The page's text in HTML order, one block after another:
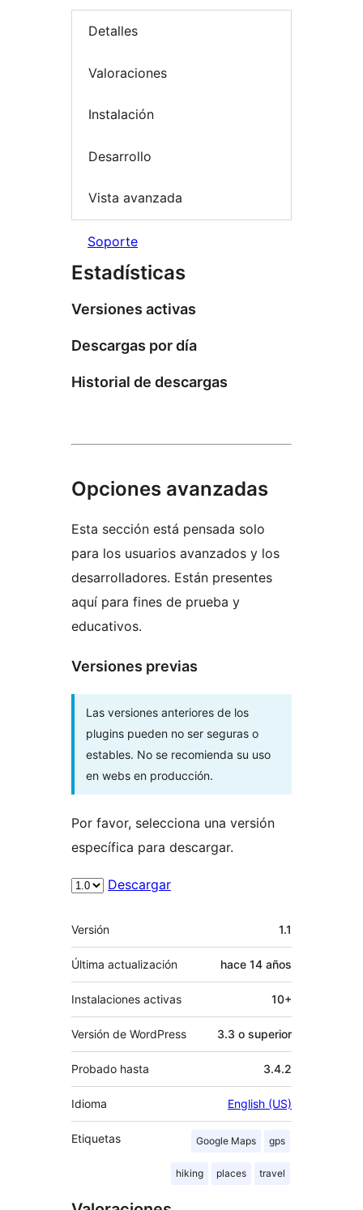
Detalles
Valoraciones
Instalación
Desarrollo
Vista avanzada
Soporte
Estadísticas
Versiones activas
Descargas por día
Historial de descargas
Opciones avanzadas
Esta sección está pensada solo
para los usuarios avanzados y los
desarrolladores. Están presentes
aquí para fines de prueba y
educativos.
Versiones previas
Las versiones anteriores de los
plugins pueden no ser seguras o
estables. No se recomienda su uso
en webs en producción.
Por favor, selecciona una versión
específica para descargar.
Descargar
Meta
Versión 1.1
Última actualización hace 14 años
Instalaciones activas 10+
Versión de WordPress 3.3 o superior
Probado hasta 3.4.2
Idioma English (US)
Etiquetas Google Maps gps
hiking places travel